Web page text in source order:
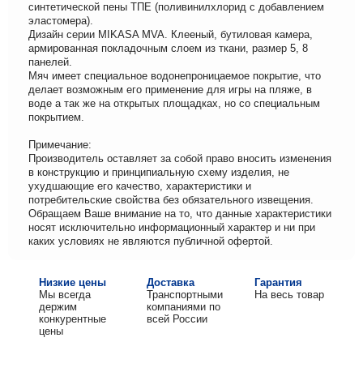
синтетической пены ТПЕ (поливинилхлорид с добавлением
эластомера).
Дизайн серии MIKASA MVA. Клееный, бутиловая камера,
армированная покладочным слоем из ткани, размер 5, 8
панелей.
Мяч имеет специальное водонепроницаемое покрытие, что
делает возможным его применение для игры на пляже, в
воде а так же на открытых площадках, но со специальным
покрытием.
Примечание:
Производитель оставляет за собой право вносить изменения
в конструкцию и принципиальную схему изделия, не
ухудшающие его качество, характеристики и
потребительские свойства без обязательного извещения.
Обращаем Ваше внимание на то, что данные характеристики
носят исключительно информационный характер и ни при
каких условиях не являются публичной офертой.
Низкие цены
Мы всегда
держим
конкурентные
цены
Доставка
Транспортными
компаниями по
всей России
Гарантия
На весь товар